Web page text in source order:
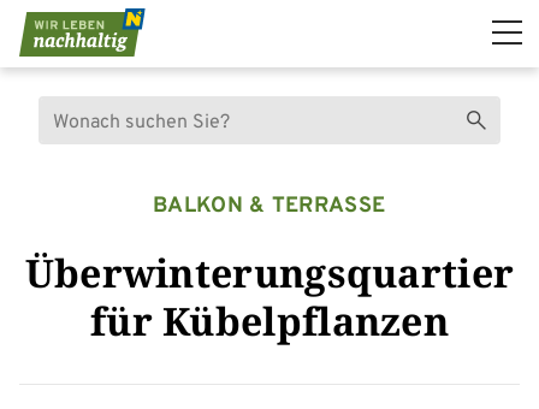
Navigation überspringen
Suche Suchen
BALKON & TERRASSE
Überwinterungsquartier
für Kübelpflanzen